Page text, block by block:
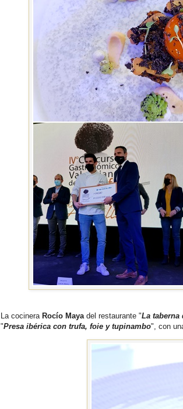
La cocinera Rocío Mayadel restaurante "La taberna
"Presa ibérica con trufa, foie y tupinambo", con